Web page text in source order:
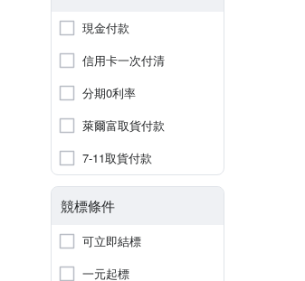
現金付款
信用卡一次付清
分期0利率
萊爾富取貨付款
7-11取貨付款
競標條件
可立即結標
一元起標